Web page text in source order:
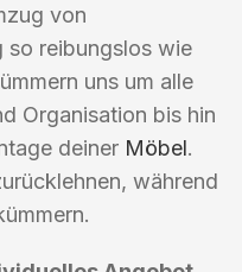
von
so reibungslos wie
uns um alle
Organisation bis hin
deiner Möbel.
während